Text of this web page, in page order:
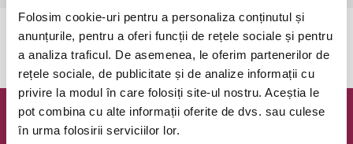
Folosim cookie-uri pentru a personaliza conținutul și
anunțurile, pentru a oferi funcții de rețele sociale și pentru
a analiza traficul. De asemenea, le oferim partenerilor de
rețele sociale, de publicitate și de analize informații cu
privire la modul în care folosiți site-ul nostru. Aceștia le
pot combina cu alte informații oferite de dvs. sau culese
în urma folosirii serviciilor lor.
Evenimentul a expirat.
Newsletter @ Bilete.ro